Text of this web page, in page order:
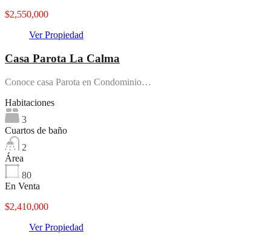
$2,550,000
Ver Propiedad
Casa Parota La Calma
Conoce casa Parota en Condominio…
Habitaciones
3
Cuartos de baño
2
Área
80
En Venta
$2,410,000
Ver Propiedad